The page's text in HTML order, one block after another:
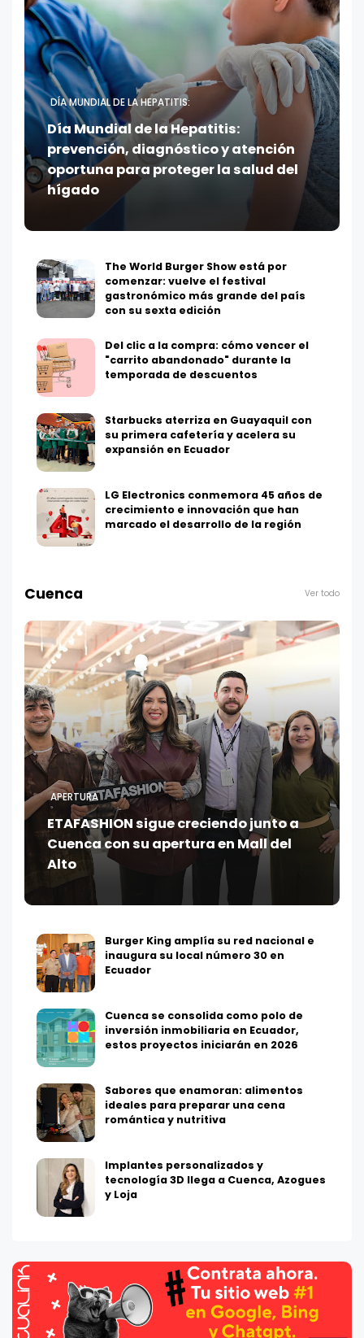
DÍA MUNDIAL DE LA HEPATITIS:
Día Mundial de la Hepatitis:
prevención, diagnóstico y atención
oportuna para proteger la salud del
hígado
The World Burger Show está por
comenzar: vuelve el festival
gastronómico más grande del país
con su sexta edición
Del clic a la compra: cómo vencer el
"carrito abandonado" durante la
temporada de descuentos
Starbucks aterriza en Guayaquil con
su primera cafetería y acelera su
expansión en Ecuador
LG Electronics conmemora 45 años de
crecimiento e innovación que han
marcado el desarrollo de la región
Cuenca Ver todo
APERTURA
ETAFASHION sigue creciendo junto a
Cuenca con su apertura en Mall del
Alto
Burger King amplía su red nacional e
inaugura su local número 30 en
Ecuador
Cuenca se consolida como polo de
inversión inmobiliaria en Ecuador,
estos proyectos iniciarán en 2026
Sabores que enamoran: alimentos
ideales para preparar una cena
romántica y nutritiva
Implantes personalizados y
tecnología 3D llega a Cuenca, Azogues
y Loja